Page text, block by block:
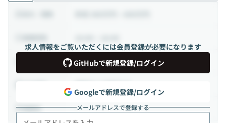
求人情報をご覧いただくには会員登録が必要になります
GitHubで新規登録/ログイン
Googleで新規登録/ログイン
メールアドレスで登録する
正社員
勤務地 -